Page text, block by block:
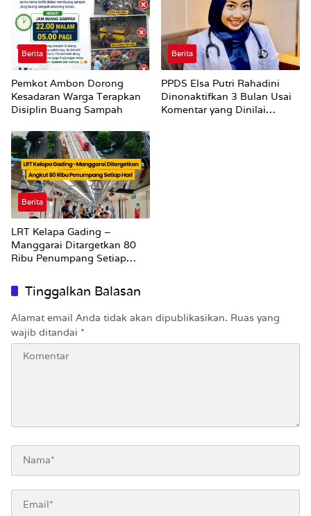
Berita
Pemkot Ambon Dorong
Kesadaran Warga Terapkan
Disiplin Buang Sampah
Berita
PPDS Elsa Putri Rahadini
Dinonaktifkan 3 Bulan Usai
Komentar yang Dinilai
Berita
LRT Kelapa Gading –
Manggarai Ditargetkan 80
Ribu Penumpang Setiap
Tinggalkan Balasan
Alamat email Anda tidak akan dipublikasikan. Ruas yang
wajib ditandai *